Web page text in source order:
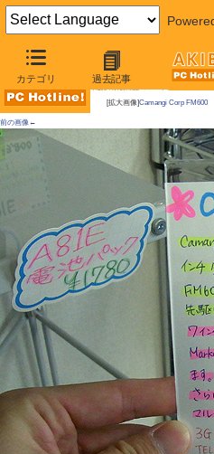
カテゴリ 過去記事
AKIBA PC Hotline!
[拡大画像]Camangi Corp FM600
前の画像←